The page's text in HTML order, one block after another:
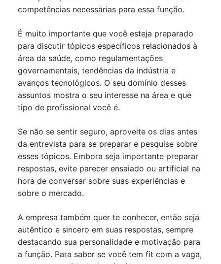
competências necessárias para essa função.
É muito importante que você esteja preparado
para discutir tópicos específicos relacionados à
área da saúde, como regulamentações
governamentais, tendências da indústria e
avanços tecnológicos. O seu domínio desses
assuntos mostra o seu interesse na área e que
tipo de profissional você é.
Se não se sentir seguro, aproveite os dias antes
da entrevista para se preparar e pesquise sobre
esses tópicos. Embora seja importante preparar
respostas, evite parecer ensaiado ou artificial na
hora de conversar sobre suas experiências e
sobre o mercado.
A empresa também quer te conhecer, então seja
autêntico e sincero em suas respostas, sempre
destacando sua personalidade e motivação para
a função. Para saber se você tem fit com a vaga,